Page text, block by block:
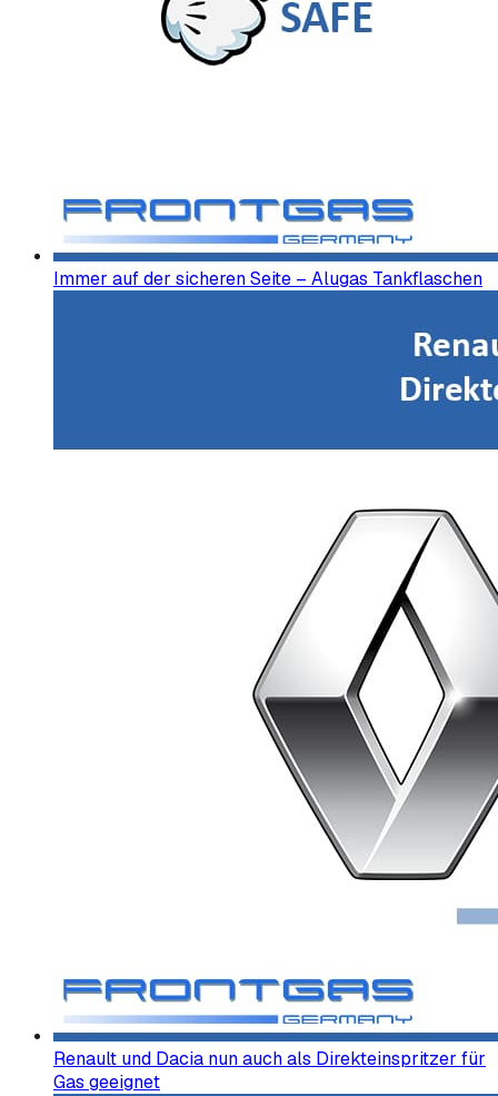
Immer auf der sicheren Seite – Alugas Tankflaschen
Renault und Dacia nun auch als Direkteinspritzer für
Gas geeignet